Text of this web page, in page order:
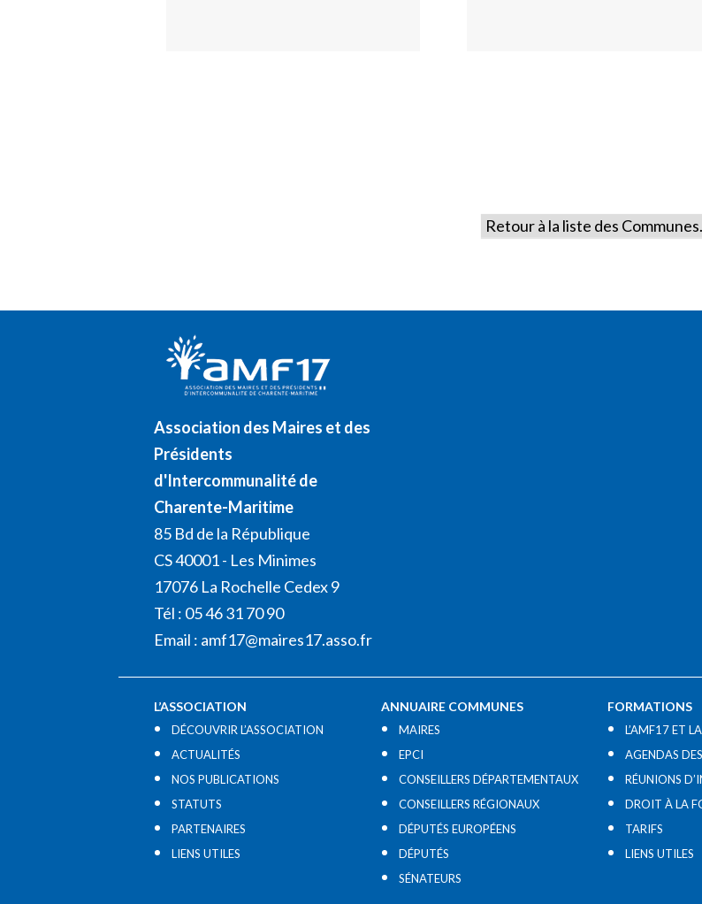
Retour à la liste des Communes.
Association des Maires et des
Présidents
d'Intercommunalité de
Charente-Maritime
85 Bd de la République
CS 40001 - Les Minimes
17076 La Rochelle Cedex 9
Tél : 05 46 31 70 90
Email : amf17@maires17.asso.fr
L’ASSOCIATION
DÉCOUVRIR L’ASSOCIATION
ACTUALITÉS
NOS PUBLICATIONS
STATUTS
PARTENAIRES
LIENS UTILES​
ANNUAIRE COMMUNES
MAIRES
EPCI
CONSEILLERS DÉPARTEMENTAUX
CONSEILLERS RÉGIONAUX
DÉPUTÉS EUROPÉENS
DÉPUTÉS
SÉNATEURS
FORMATIONS
L’AMF17 ET
AGENDAS
RÉUNIONS
DROIT À LA
TARIFS
LIENS UTILES​